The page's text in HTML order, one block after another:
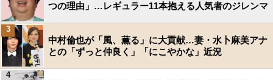
つの理由」…レギュラー11本抱える人気者のジレンマ
中村倫也が「風、薫る」に大貢献…妻・水卜麻美アナ
との「ずっと仲良く」「にこやかな」近況
3
4